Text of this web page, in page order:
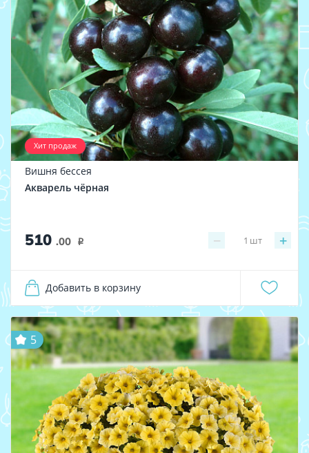
Хит продаж
Вишня бессея
Акварель чёрная
510 .00 i − +
1 шт
Добавить в корзину
5